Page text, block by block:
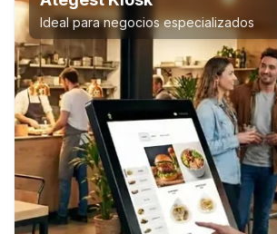
Ideal para negocios especializados